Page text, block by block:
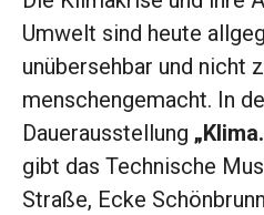
Umwelt sind heute
unübersehbar und nicht
menschengemacht. In
Dauerausstellung
gibt das Technische
Straße, Ecke